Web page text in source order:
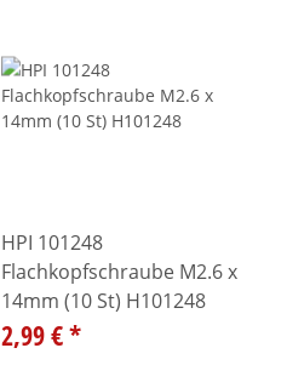
HPI 101248
Flachkopfschraube M2.6 x
14mm (10 St) H101248
2,99 €*